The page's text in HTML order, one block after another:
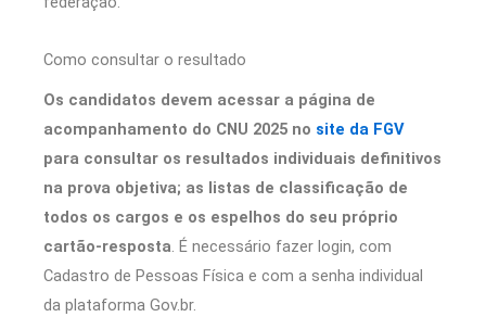
Como consultar o resultado
Os candidatos devem acessar a página de
acompanhamento do CNU 2025 no site da FGV
para consultar os resultados individuais definitivos
na prova objetiva; as listas de classificação de
todos os cargos e os espelhos do seu próprio
cartão-resposta. É necessário fazer login, com
Cadastro de Pessoas Física e com a senha individual
da plataforma Gov.br.